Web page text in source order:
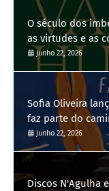
O século dos
as virtudes e as
junho 22, 2026
Sofia Oliveira
faz parte do
junho 22, 2026
Discos N'Agulha